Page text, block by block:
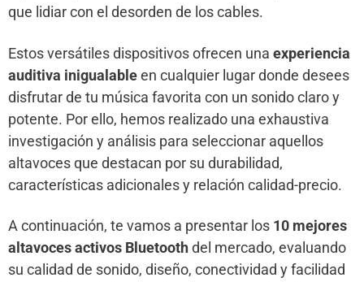
que lidiar con el desorden de los cables.
Estos versátiles dispositivos ofrecen una experiencia
auditiva inigualableen cualquier lugar donde desees
disfrutar de tu música favorita con un sonido claro y
potente. Por ello, hemos realizado una exhaustiva
investigación y análisis para seleccionar aquellos
altavoces que destacan por su durabilidad,
características adicionales y relación calidad-precio.
A continuación, te vamos a presentar los 10 mejores
altavoces activos Bluetoothdel mercado, evaluando
su calidad de sonido, diseño, conectividad y facilidad